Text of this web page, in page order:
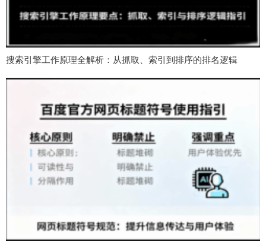
搜索引擎工作原理全解析：从抓取、索引到排序的排名逻辑